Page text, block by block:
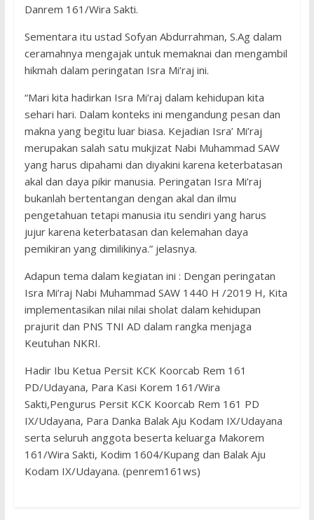
Danrem 161/Wira Sakti.
Sementara itu ustad Sofyan Abdurrahman, S.Ag dalam
ceramahnya mengajak untuk memaknai dan mengambil
hikmah dalam peringatan Isra Mi’raj ini.
“Mari kita hadirkan Isra Mi’raj dalam kehidupan kita
sehari hari. Dalam konteks ini mengandung pesan dan
makna yang begitu luar biasa. Kejadian Isra’ Mi’raj
merupakan salah satu mukjizat Nabi Muhammad SAW
yang harus dipahami dan diyakini karena keterbatasan
akal dan daya pikir manusia. Peringatan Isra Mi’raj
bukanlah bertentangan dengan akal dan ilmu
pengetahuan tetapi manusia itu sendiri yang harus
jujur karena keterbatasan dan kelemahan daya
pemikiran yang dimilikinya.” jelasnya.
Adapun tema dalam kegiatan ini : Dengan peringatan
Isra Mi’raj Nabi Muhammad SAW 1440 H /2019 H, Kita
implementasikan nilai nilai sholat dalam kehidupan
prajurit dan PNS TNI AD dalam rangka menjaga
Keutuhan NKRI.
Hadir Ibu Ketua Persit KCK Koorcab Rem 161
PD/Udayana, Para Kasi Korem 161/Wira
Sakti,Pengurus Persit KCK Koorcab Rem 161 PD
IX/Udayana, Para Danka Balak Aju Kodam IX/Udayana
serta seluruh anggota beserta keluarga Makorem
161/Wira Sakti, Kodim 1604/Kupang dan Balak Aju
Kodam IX/Udayana. (penrem161ws)